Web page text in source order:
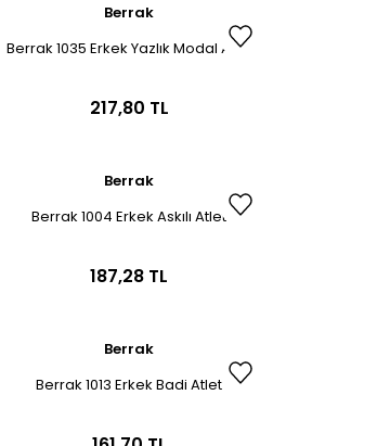
Berrak
Berrak 1035 Erkek Yazlık Modal Atlet
217,80 TL
Berrak
Berrak 1004 Erkek Askılı Atlet
187,28 TL
Berrak
Berrak 1013 Erkek Badi Atlet